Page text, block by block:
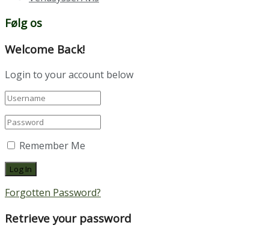
Følg os
Welcome Back!
Login to your account below
Remember Me
Forgotten Password?
Retrieve your password